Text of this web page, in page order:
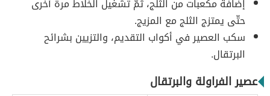
إضافة مكعبات من الثّلج، ثمَّ تشغيل الخلاط مرة آخرى
حتّى يمتزج الثلج مع المزيج.
سكب العصير في أكواب التقديم، والتزيين بشرائح
البرتقال.
عصير الفراولة والبرتقال